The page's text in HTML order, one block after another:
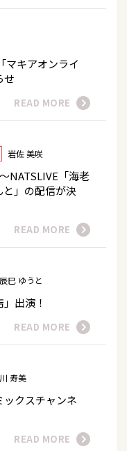
マキアオンライ
せ
READ MORE
岩佐 美咲
NATSLIVE「海老
と」の配信が決
READ MORE
辰巳 ゆうと
」出演！
READ MORE
寿美
ックスチャンネ
READ MORE